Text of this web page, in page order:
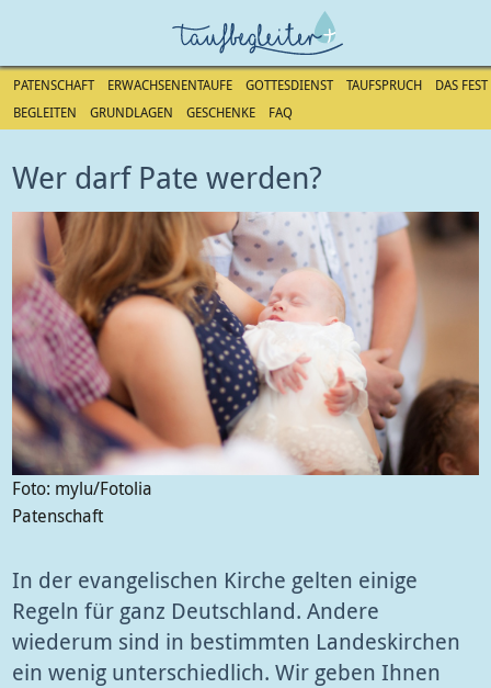
Direkt
Inhalt
PATENSCHAFT ERWACHSENENTAUFE GOTTESDIENST TAUFSPRUCH
DAS FEST
BEGLEITEN
GRUNDLAGEN GESCHENKE FAQ
Wer darf Pate werden?
Foto: mylu/Fotolia
Patenschaft
In der evangelischen Kirche gelten einige
Regeln für ganz Deutschland. Andere
wiederum sind in bestimmten Landeskirchen
ein wenig unterschiedlich. Wir geben Ihnen